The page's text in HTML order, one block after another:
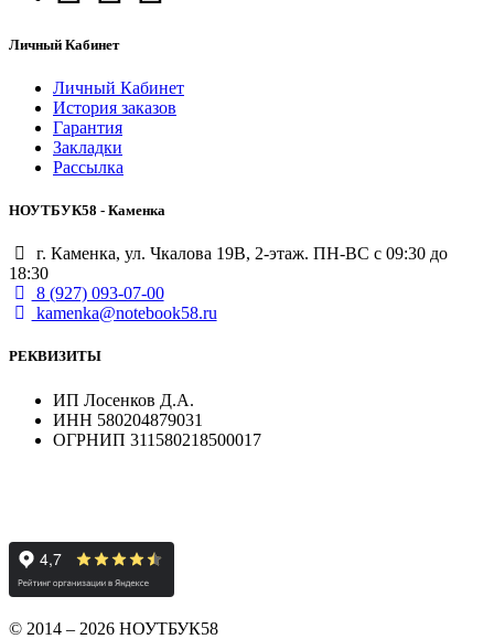
Личный Кабинет
Личный Кабинет
История заказов
Гарантия
Закладки
Рассылка
НОУТБУК58 - Каменка
г. Каменка, ул. Чкалова 19В, 2-этаж. ПН-ВС с 09:30 до
18:30
8 (927) 093-07-00
kamenka@notebook58.ru
РЕКВИЗИТЫ
ИП Лосенков Д.А.
ИНН 580204879031
ОГРНИП 311580218500017
© 2014 – 2026 НОУТБУК58